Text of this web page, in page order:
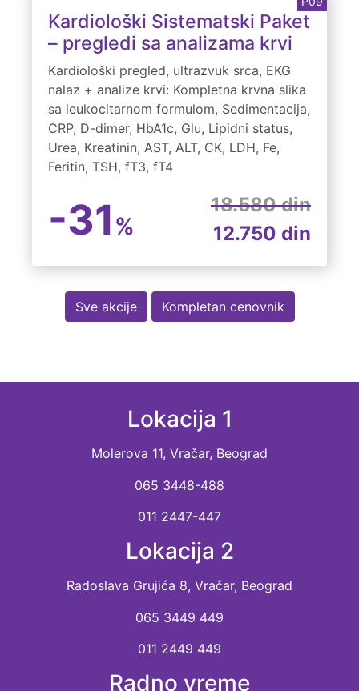
Kardiološki Sistematski Paket
– pregledi sa analizama krvi
Kardiološki pregled, ultrazvuk srca, EKG
nalaz + analize krvi: Kompletna krvna slika
sa leukocitarnom formulom, Sedimentacija,
CRP, D-dimer, HbA1c, Glu, Lipidni status,
Urea, Kreatinin, AST, ALT, CK, LDH, Fe,
Feritin, TSH, fT3, fT4
-31 %
18.580 din
12.750 din
Sve akcije Kompletan cenovnik
Lokacija 1
Molerova 11, Vračar, Beograd
065 3448-488
011 2447-447
Lokacija 2
Radoslava Grujića 8, Vračar, Beograd
065 3449 449
011 2449 449
Radno vreme